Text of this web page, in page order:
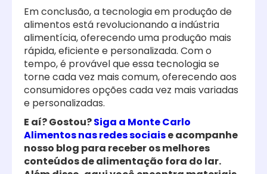
Em conclusão, a tecnologia em produção de
alimentos está revolucionando a indústria
alimentícia, oferecendo uma produção mais
rápida, eficiente e personalizada. Com o
tempo, é provável que essa tecnologia se
torne cada vez mais comum, oferecendo aos
consumidores opções cada vez mais variadas
e personalizadas.
E aí? Gostou?Siga a Monte Carlo
Alimentos nas redes sociaise acompanhe
nosso blog para receber os melhores
conteúdos de alimentação fora do lar.